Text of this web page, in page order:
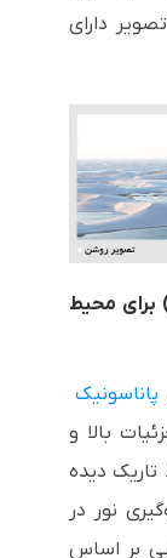
دارای
برای محیط
پاناسونیک
بالا و
دیده
نور در
بر اساس